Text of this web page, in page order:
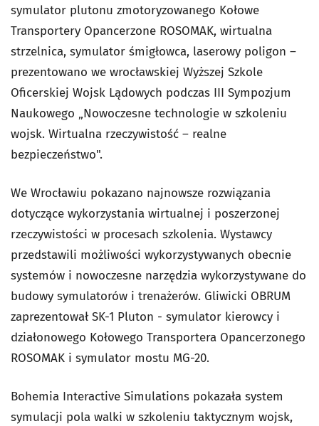
symulator plutonu zmotoryzowanego Kołowe
Transportery Opancerzone ROSOMAK, wirtualna
strzelnica, symulator śmigłowca, laserowy poligon –
prezentowano we wrocławskiej Wyższej Szkole
Oficerskiej Wojsk Lądowych podczas III Sympozjum
Naukowego „Nowoczesne technologie w szkoleniu
wojsk. Wirtualna rzeczywistość – realne
bezpieczeństwo".
We Wrocławiu pokazano najnowsze rozwiązania
dotyczące wykorzystania wirtualnej i poszerzonej
rzeczywistości w procesach szkolenia. Wystawcy
przedstawili możliwości wykorzystywanych obecnie
systemów i nowoczesne narzędzia wykorzystywane do
budowy symulatorów i trenażerów. Gliwicki OBRUM
zaprezentował SK-1 Pluton - symulator kierowcy i
działonowego Kołowego Transportera Opancerzonego
ROSOMAK i symulator mostu MG-20.
Bohemia Interactive Simulations pokazała system
symulacji pola walki w szkoleniu taktycznym wojsk,